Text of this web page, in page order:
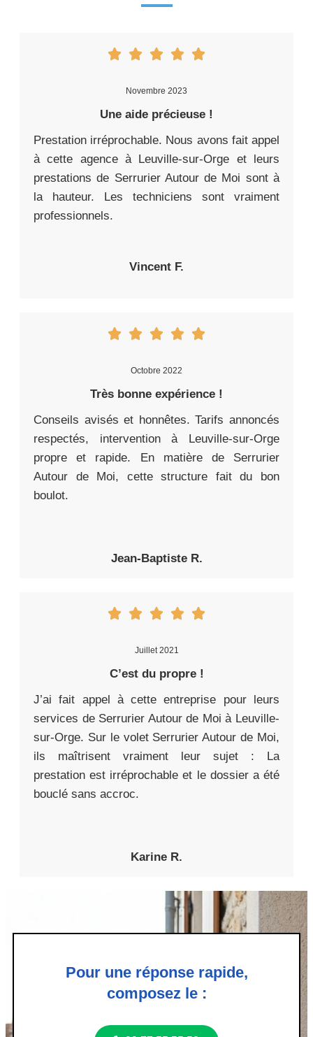
Novembre 2023
Une aide précieuse !
Prestation irréprochable. Nous avons fait appel
à cette agence à Leuville-sur-Orge et leurs
prestations de Serrurier Autour de Moi sont à
la hauteur. Les techniciens sont vraiment
professionnels.
Vincent F.
Octobre 2022
Très bonne expérience !
Conseils avisés et honnêtes. Tarifs annoncés
respectés, intervention à Leuville-sur-Orge
propre et rapide. En matière de Serrurier
Autour de Moi, cette structure fait du bon
boulot.
Jean-Baptiste R.
Juillet 2021
C’est du propre !
J’ai fait appel à cette entreprise pour leurs
services de Serrurier Autour de Moi à Leuville-
sur-Orge. Sur le volet Serrurier Autour de Moi,
ils maîtrisent vraiment leur sujet : La
prestation est irréprochable et le dossier a été
bouclé sans accroc.
Karine R.
Pour une réponse rapide,
composez le :